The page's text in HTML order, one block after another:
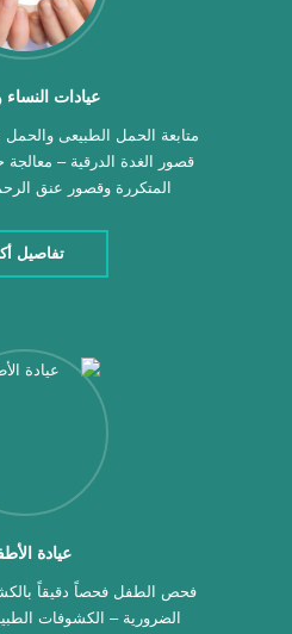
عيادات النساء
متابعة الحمل الطبيعى
قصور الغدة الدرقية –
المتكررة وقصور عنق
الأسبوع الثانى عشر – علاج
الليفيه – كشف سرطان عنق
تفاصيل
عيادة
فحص الطفل فحصاً دقيقاً
الضرورية – الكشوفات